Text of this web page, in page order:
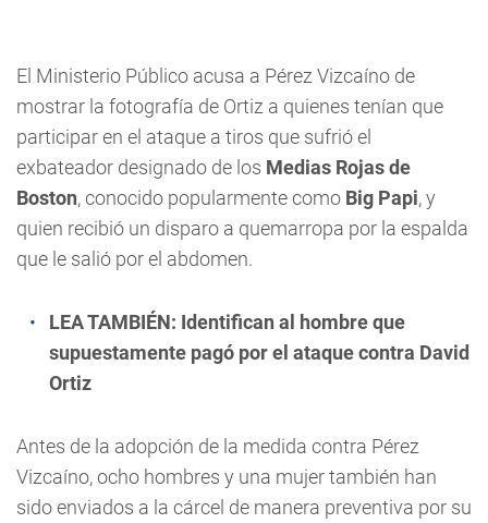
El Ministerio Público acusa a Pérez Vizcaíno de
mostrar la fotografía de Ortiz a quienes tenían que
participar en el ataque a tiros que sufrió el
exbateador designado de los Medias Rojas de
Boston, conocido popularmente como Big Papi, y
quien recibió un disparo a quemarropa por la espalda
que le salió por el abdomen.
LEA TAMBIÉN: Identifican al hombre que
supuestamente pagó por el ataque contra David
Ortiz
Antes de la adopción de la medida contra Pérez
Vizcaíno, ocho hombres y una mujer también han
sido enviados a la cárcel de manera preventiva por su